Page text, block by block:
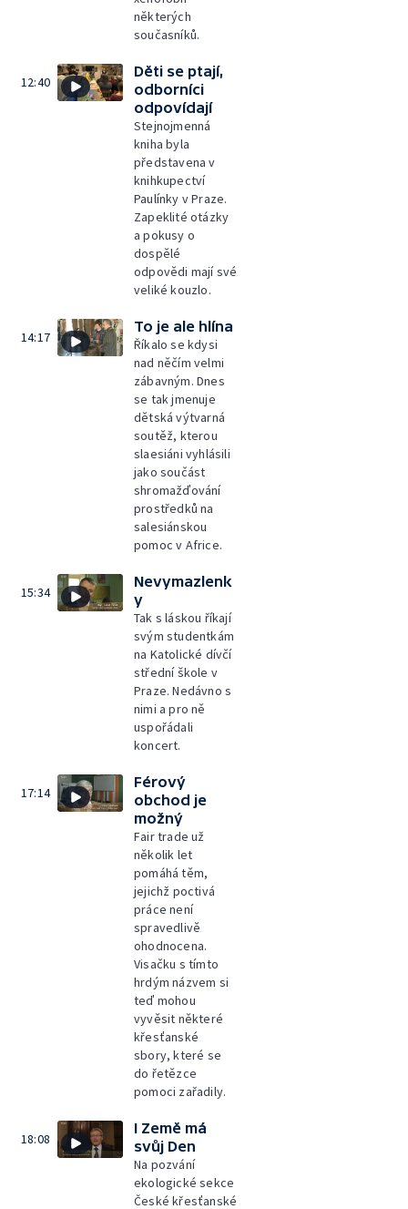
některých
současníků.
12:40
Děti se ptají,
odborníci
odpovídají
Stejnojmenná
kniha byla
představena v
knihkupectví
Paulínky v Praze.
Zapeklité otázky
a pokusy o
dospělé
odpovědi mají své
veliké kouzlo.
14:17
To je ale hlína
Říkalo se kdysi
nad něčím velmi
zábavným. Dnes
se tak jmenuje
dětská výtvarná
soutěž, kterou
slaesiáni vyhlásili
jako součást
shromažďování
prostředků na
salesiánskou
pomoc v Africe.
15:34
Nevymazlenk
y
Tak s láskou říkají
svým studentkám
na Katolické dívčí
střední škole v
Praze. Nedávno s
nimi a pro ně
uspořádali
koncert.
17:14
Férový
obchod je
možný
Fair trade už
několik let
pomáhá těm,
jejichž poctivá
práce není
spravedlivě
ohodnocena.
Visačku s tímto
hrdým názvem si
teď mohou
vyvěsit některé
křesťanské
sbory, které se
do řetězce
pomoci zařadily.
18:08
I Země má
svůj Den
Na pozvání
ekologické sekce
České křesťanské